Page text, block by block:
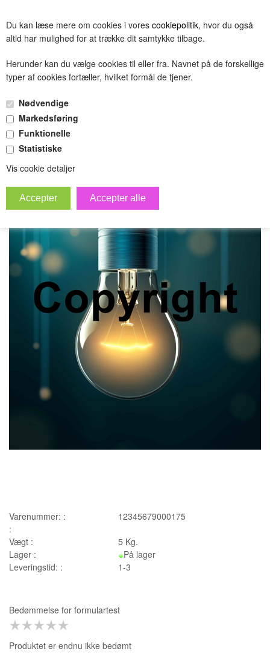
Du kan læse mere om cookies i vores cookiepolitik, hvor du også
altid har mulighed for at trække dit samtykke tilbage.
Herunder kan du vælge cookies til eller fra. Navnet på de forskellige
typer af cookies fortæller, hvilket formål de tjener.
Nødvendige
Markedsføring
Funktionelle
Statistiske
Vis cookie detaljer
(0.00 DKK)
formulartest
Forside»Hovedgruppe
Varenummer: :
12345679000175
:
Vægt :
5 Kg.
Lager :
På lager
Leveringstid: :
1-3
Bedømmelse for formulartest
Produktet er endnu ikke bedømt